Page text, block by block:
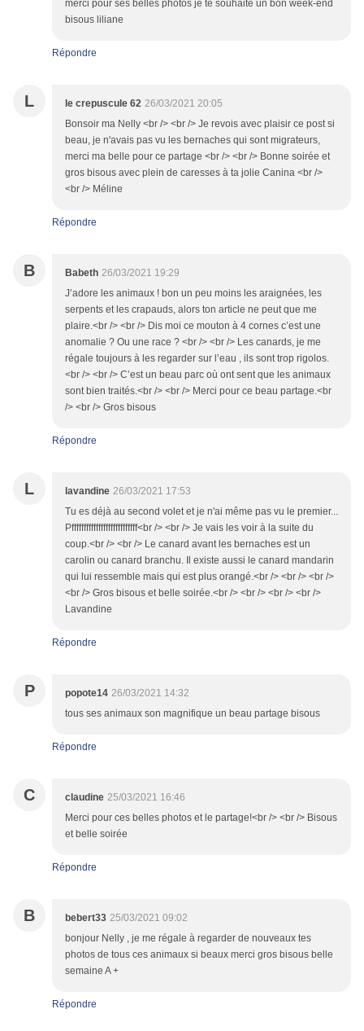
merci pour ses belles photos je te souhaite un bon week-end
bisous liliane
Répondre
L le crepuscule 62 26/03/2021 20:05
Bonsoir ma Nelly <br /> <br /> Je revois avec plaisir ce post si
beau, je n'avais pas vu les bernaches qui sont migrateurs,
merci ma belle pour ce partage <br /> <br /> Bonne soirée et
gros bisous avec plein de caresses à ta jolie Canina <br />
<br /> Méline
Répondre
B Babeth 26/03/2021 19:29
J’adore les animaux ! bon un peu moins les araignées, les
serpents et les crapauds, alors ton article ne peut que me
plaire.<br /> <br /> Dis moi ce mouton à 4 cornes c’est une
anomalie ? Ou une race ? <br /> <br /> Les canards, je me
régale toujours à les regarder sur l’eau , ils sont trop rigolos.
<br /> <br /> C’est un beau parc où ont sent que les animaux
sont bien traités.<br /> <br /> Merci pour ce beau partage.<br
/> <br /> Gros bisous
Répondre
L lavandine 26/03/2021 17:53
Tu es déjà au second volet et je n'ai même pas vu le premier...
Pfffffffffffffffffffffffffff<br /> <br /> Je vais les voir à la suite du
coup.<br /> <br /> Le canard avant les bernaches est un
carolin ou canard branchu. Il existe aussi le canard mandarin
qui lui ressemble mais qui est plus orangé.<br /> <br /> <br />
<br /> Gros bisous et belle soirée.<br /> <br /> <br /> <br />
Lavandine
Répondre
P popote14 26/03/2021 14:32
tous ses animaux son magnifique un beau partage bisous
Répondre
C claudine 25/03/2021 16:46
Merci pour ces belles photos et le partage!<br /> <br /> Bisous
et belle soirée
Répondre
B bebert33 25/03/2021 09:02
bonjour Nelly , je me régale à regarder de nouveaux tes
photos de tous ces animaux si beaux merci gros bisous belle
semaine A +
Répondre